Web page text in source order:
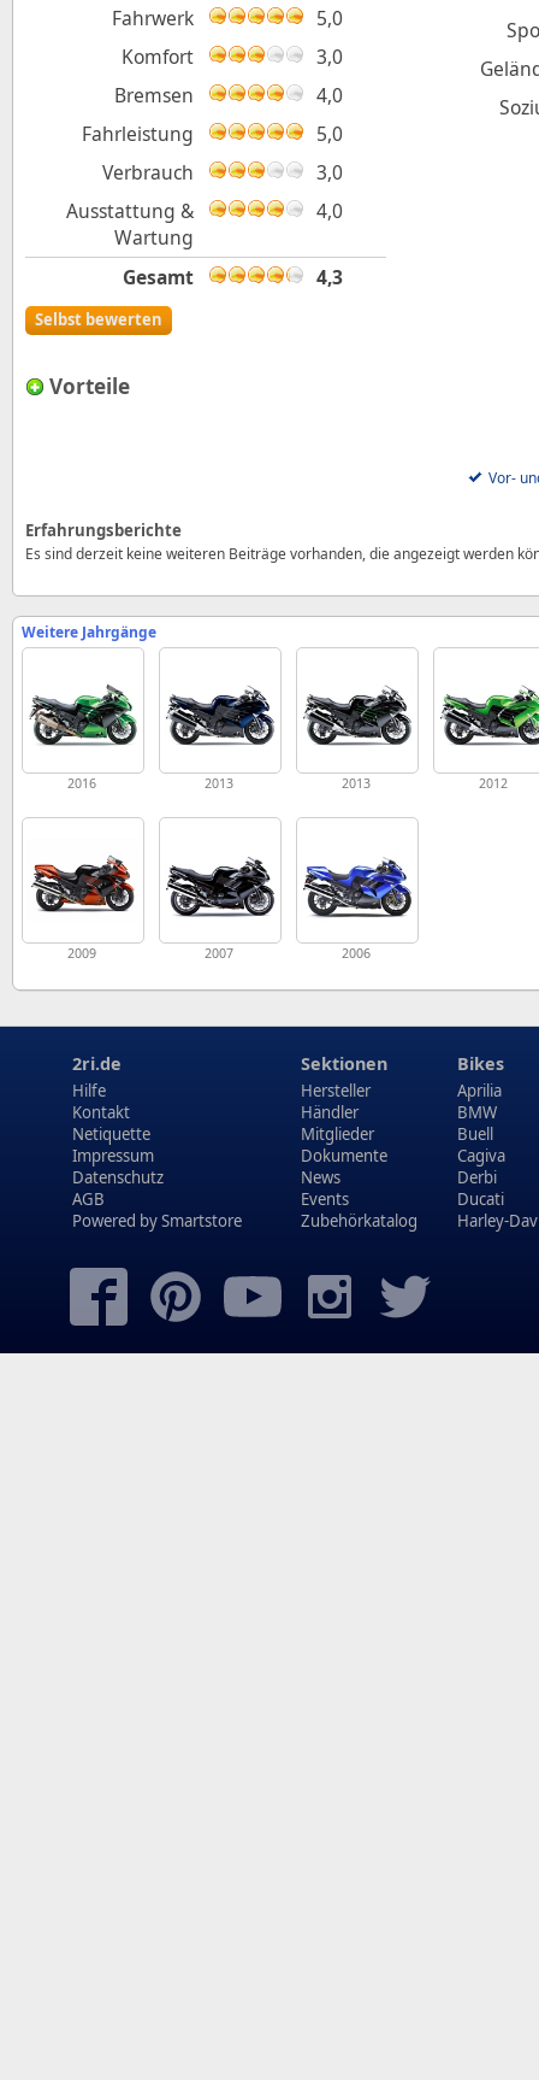
Fahrwerk
5,0
Komfort
3,0
Bremsen
4,0
Fahrleistung
5,0
Verbrauch
3,0
Ausstattung &
Wartung
4,0
Gesamt 4,3
Selbst bewerten
Vorteile
Vor-
Erfahrungsberichte
Es sind derzeit keine weiteren Beiträge vorhanden, die angezeigt werden
Weitere Jahrgänge
2016 2013 2013 2012
2009 2007 2006
2ri.de
Hilfe
Kontakt
Netiquette
Impressum
Datenschutz
AGB
Powered bySmartstore
Sektionen
Hersteller
Händler
Mitglieder
Dokumente
News
Events
Zubehörkatalog
Bikes
Aprilia
BMW
Buell
Cagiva
Derbi
Ducati
Harley-